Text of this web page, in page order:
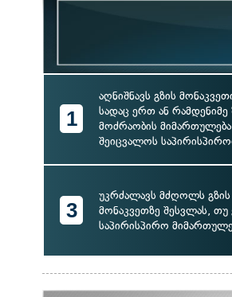
1
აღნიშნავს გზის
სადაც ერთ ან
მოძრაობის
შეიცვალოს
3
უკრძალავს მძღოლს
მონაკვეთზე შესვლას, თუ
საპირისპირო